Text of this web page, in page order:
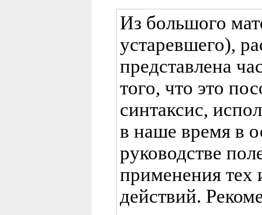
Из большого
устаревшего),
представлена
того, что это
синтаксис,
в наше время в
руководстве
применения тех
действий.